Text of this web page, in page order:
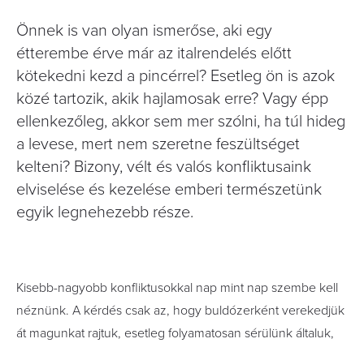
Önnek is van olyan ismerőse, aki egy
étterembe érve már az italrendelés előtt
kötekedni kezd a pincérrel? Esetleg ön is azok
közé tartozik, akik hajlamosak erre? Vagy épp
ellenkezőleg, akkor sem mer szólni, ha túl hideg
a levese, mert nem szeretne feszültséget
kelteni? Bizony, vélt és valós konfliktusaink
elviselése és kezelése emberi természetünk
egyik legnehezebb része.
Kisebb-nagyobb konfliktusokkal nap mint nap szembe kell
néznünk. A kérdés csak az, hogy buldózerként verekedjük
át magunkat rajtuk, esetleg folyamatosan sérülünk általuk,